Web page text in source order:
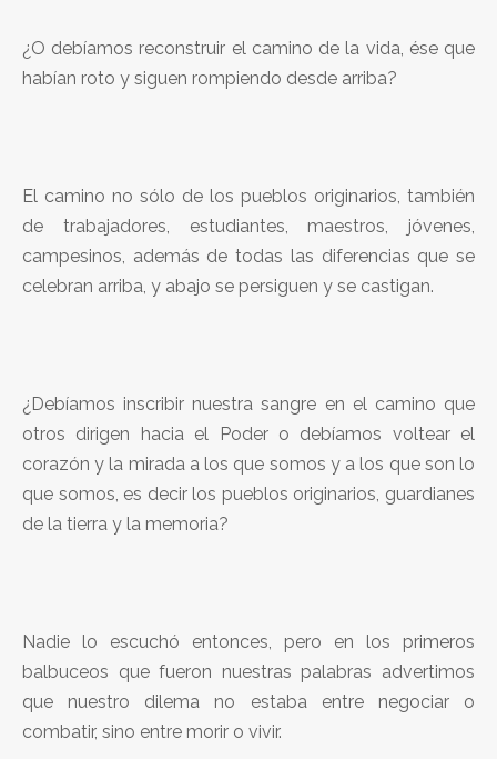
¿O debíamos reconstruir el camino de la vida, ése que
habían roto y siguen rompiendo desde arriba?
El camino no sólo de los pueblos originarios, también
de trabajadores, estudiantes, maestros, jóvenes,
campesinos, además de todas las diferencias que se
celebran arriba, y abajo se persiguen y se castigan.
¿Debíamos inscribir nuestra sangre en el camino que
otros dirigen hacia el Poder o debíamos voltear el
corazón y la mirada a los que somos y a los que son lo
que somos, es decir los pueblos originarios, guardianes
de la tierra y la memoria?
Nadie lo escuchó entonces, pero en los primeros
balbuceos que fueron nuestras palabras advertimos
que nuestro dilema no estaba entre negociar o
combatir, sino entre morir o vivir.